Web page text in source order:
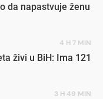
da napastvuje ženu
4 H 7 MIN
živi u BiH: Ima 121
3 H 49 MIN